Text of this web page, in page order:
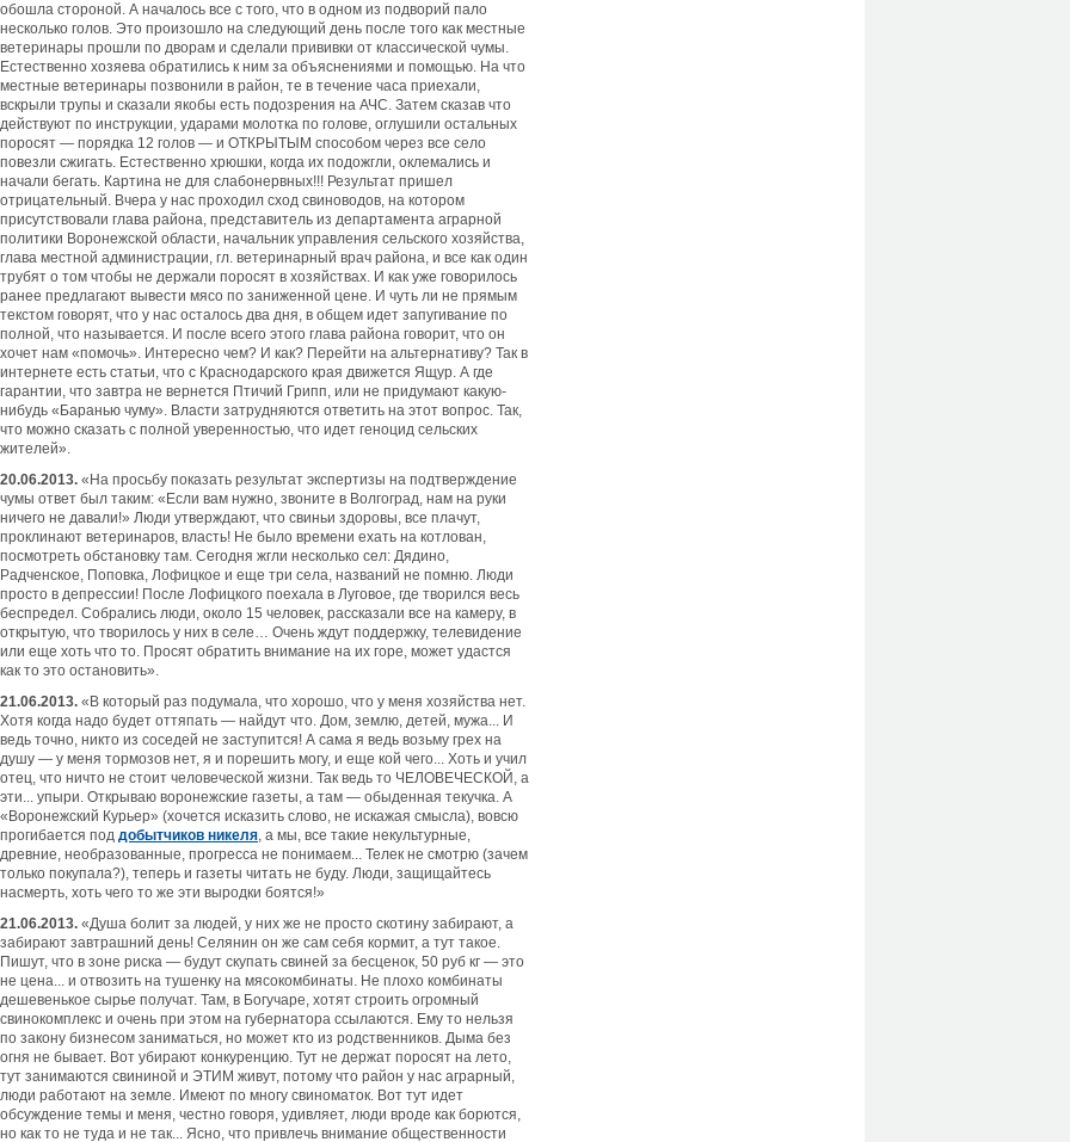
обошла стороной. А началось все с того, что в одном из подворий пало
несколько голов. Это произошло на следующий день после того как местные
ветеринары прошли по дворам и сделали прививки от классической чумы.
Естественно хозяева обратились к ним за объяснениями и помощью. На что
местные ветеринары позвонили в район, те в течение часа приехали,
вскрыли трупы и сказали якобы есть подозрения на АЧС. Затем сказав что
действуют по инструкции, ударами молотка по голове, оглушили остальных
поросят — порядка 12 голов — и ОТКРЫТЫМ способом через все село
повезли сжигать. Естественно хрюшки, когда их подожгли, оклемались и
начали бегать. Картина не для слабонервных!!! Результат пришел
отрицательный. Вчера у нас проходил сход свиноводов, на котором
присутствовали глава района, представитель из департамента аграрной
политики Воронежской области, начальник управления сельского хозяйства,
глава местной администрации, гл. ветеринарный врач района, и все как один
трубят о том чтобы не держали поросят в хозяйствах. И как уже говорилось
ранее предлагают вывести мясо по заниженной цене. И чуть ли не прямым
текстом говорят, что у нас осталось два дня, в общем идет запугивание по
полной, что называется. И после всего этого глава района говорит, что он
хочет нам «помочь». Интересно чем? И как? Перейти на альтернативу? Так в
интернете есть статьи, что с Краснодарского края движется Ящур. А где
гарантии, что завтра не вернется Птичий Грипп, или не придумают какую-
нибудь «Баранью чуму». Власти затрудняются ответить на этот вопрос. Так,
что можно сказать с полной уверенностью, что идет геноцид сельских
жителей».
20.06.2013. «На просьбу показать результат экспертизы на подтверждение
чумы ответ был таким: «Если вам нужно, звоните в Волгоград, нам на руки
ничего не давали!» Люди утверждают, что свиньи здоровы, все плачут,
проклинают ветеринаров, власть! Не было времени ехать на котлован,
посмотреть обстановку там. Сегодня жгли несколько сел: Дядино,
Радченское, Поповка, Лофицкое и еще три села, названий не помню. Люди
просто в депрессии! После Лофицкого поехала в Луговое, где творился весь
беспредел. Собрались люди, около 15 человек, рассказали все на камеру, в
открытую, что творилось у них в селе… Очень ждут поддержку, телевидение
или еще хоть что то. Просят обратить внимание на их горе, может удастся
как то это остановить».
21.06.2013. «В который раз подумала, что хорошо, что у меня хозяйства нет.
Хотя когда надо будет оттяпать — найдут что. Дом, землю, детей, мужа... И
ведь точно, никто из соседей не заступится! А сама я ведь возьму грех на
душу — у меня тормозов нет, я и порешить могу, и еще кой чего... Хоть и учил
отец, что ничто не стоит человеческой жизни. Так ведь то ЧЕЛОВЕЧЕСКОЙ, а
эти... упыри. Открываю воронежские газеты, а там — обыденная текучка. А
«Воронежский Курьер» (хочется исказить слово, не искажая смысла), вовсю
прогибается под добытчиков никеля, а мы, все такие некультурные,
древние, необразованные, прогресса не понимаем... Телек не смотрю (зачем
только покупала?), теперь и газеты читать не буду. Люди, защищайтесь
насмерть, хоть чего то же эти выродки боятся!»
21.06.2013. «Душа болит за людей, у них же не просто скотину забирают, а
забирают завтрашний день! Селянин он же сам себя кормит, а тут такое.
Пишут, что в зоне риска — будут скупать свиней за бесценок, 50 руб кг — это
не цена... и отвозить на тушенку на мясокомбинаты. Не плохо комбинаты
дешевенькое сырье получат. Там, в Богучаре, хотят строить огромный
свинокомплекс и очень при этом на губернатора ссылаются. Ему то нельзя
по закону бизнесом заниматься, но может кто из родственников. Дыма без
огня не бывает. Вот убирают конкуренцию. Тут не держат поросят на лето,
тут занимаются свининой и ЭТИМ живут, потому что район у нас аграрный,
люди работают на земле. Имеют по многу свиноматок. Вот тут идет
обсуждение темы и меня, честно говоря, удивляет, люди вроде как борются,
но как то не туда и не так... Ясно, что привлечь внимание общественности